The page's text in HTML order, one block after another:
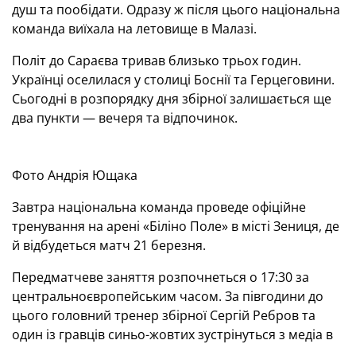
душ та пообідати. Одразу ж після цього національна
команда виїхала на летовище в Малазі.
Політ до Сараєва тривав близько трьох годин.
Українці оселилася у столиці Боснії та Герцеговини.
Сьогодні в розпорядку дня збірної залишається ще
два пункти — вечеря та відпочинок.
Фото Андрія Ющака
Завтра національна команда проведе офіційне
тренування на арені «Біліно Поле» в місті Зениця, де
й відбудеться матч 21 березня.
Передматчеве заняття розпочнеться о 17:30 за
центральноєвропейським часом. За півгодини до
цього головний тренер збірної Сергій Ребров та
один із гравців синьо-жовтих зустрінуться з медіа в